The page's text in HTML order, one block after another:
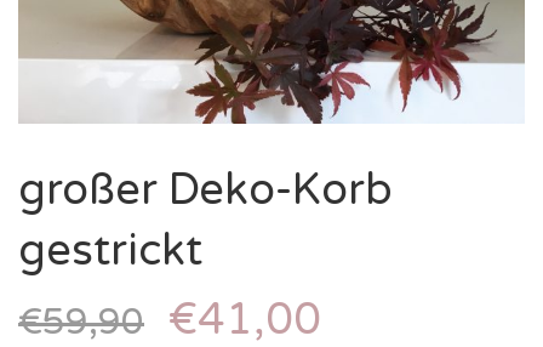
großer Deko-Korb
gestrickt
€59,90 €41,00